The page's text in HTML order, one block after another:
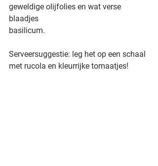
geweldige olijfolies en wat verse
blaadjes
basilicum.
Serveersuggestie: leg het op een schaal
met rucola en kleurrijke tomaatjes!